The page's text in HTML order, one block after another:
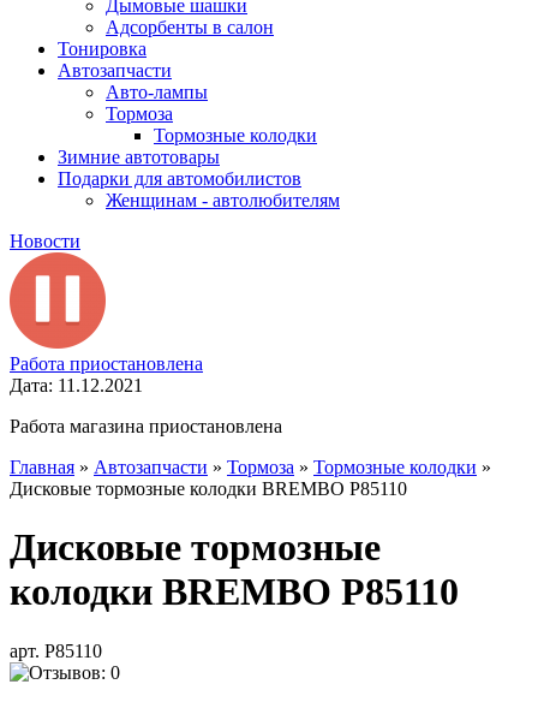
Дымовые шашки
Адсорбенты в салон
Тонировка
Автозапчасти
Авто-лампы
Тормоза
Тормозные колодки
Зимние автотовары
Подарки для автомобилистов
Женщинам - автолюбителям
Новости
Работа приостановлена
Дата: 11.12.2021
Работа магазина приостановлена
Главная » Автозапчасти » Тормоза » Тормозные колодки »
Дисковые тормозные колодки BREMBO P85110
Дисковые тормозные
колодки BREMBO P85110
арт. P85110